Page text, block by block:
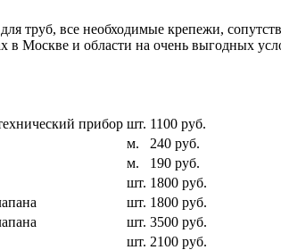
труб, все необходимые крепежи,
в Москве и области на очень выгодных
прибор шт. 1100 руб.
м.
240 руб.
м.
190 руб.
шт. 1800 руб.
шт. 1800 руб.
шт. 3500 руб.
шт. 2100 руб.